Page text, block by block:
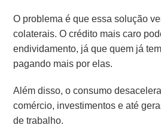
O problema é que essa solução
colaterais. O crédito mais caro
endividamento, já que quem já
pagando mais por elas.
Além disso, o consumo
comércio, investimentos e até
de trabalho.